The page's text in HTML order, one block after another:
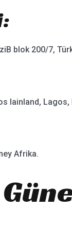
blok 200/7,
lainland, Lagos,
Afrika.